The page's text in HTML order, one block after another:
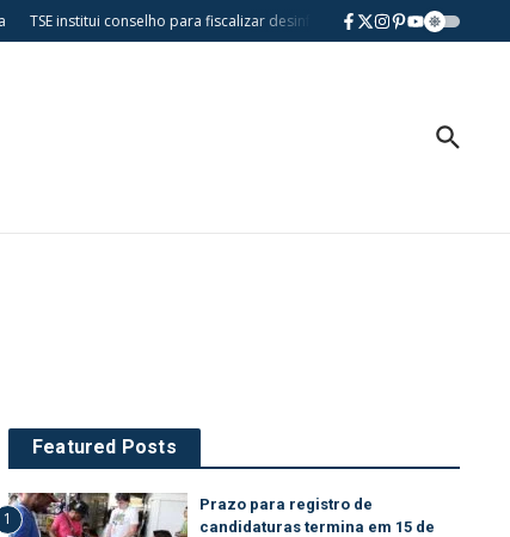
TSE institui conselho para fiscalizar desinformação e uso de IA nas
Featured Posts
1
Prazo para registro de
candidaturas termina em 15 de